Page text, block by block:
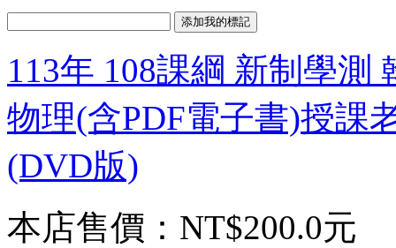
113年 108課綱 新制學測
物理(含PDF電子書)授課
(DVD版)
本店售價： NT$200.0元